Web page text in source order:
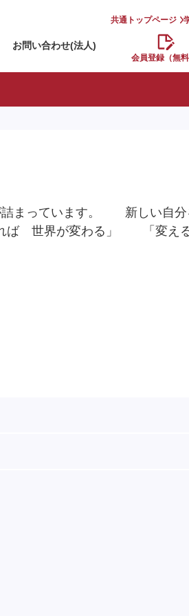
共通トップページ
お問い合わせ(法人)
会員登録（無料
詰まっています。 新しい自分
ば 世界が変わる」 「変える